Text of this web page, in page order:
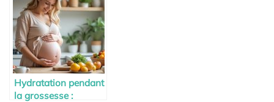
Hydratation pendant
la grossesse :